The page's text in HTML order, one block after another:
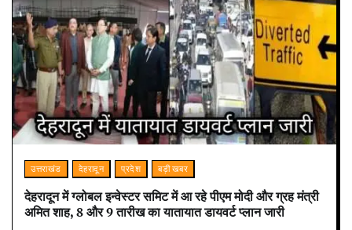
उत्तराखंड देहरादून प्रदेश बड़ी खबर
देहरादून में ग्लोबल इन्वेस्टर समिट में आ रहे पीएम मोदी और ग्रह मंत्री
अमित शाह, 8 और 9 तारीख का यातायात डायवर्ट प्लान जारी